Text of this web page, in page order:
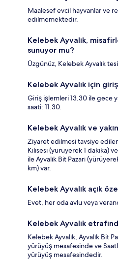
Maalesef evcil hayvanlar ve
edilmemektedir.
Kelebek Ayvalık,
sunuyor mu?
Üzgünüz, Kelebek Ayvalık
Kelebek Ayvalık için
Giriş işlemleri 13.30 ile gece
saati: 11.30.
Kelebek Ayvalık ve
Ziyaret edilmesi tavsiye
Kilisesi (yürüyerek 1 dakika)
ile Ayvalık Bit Pazarı
km) var.
Kelebek Ayvalık açık
Evet, her oda avlu veya
Kelebek Ayvalık
Kelebek Ayvalık, Ayvalık Bit
yürüyüş mesafesinde ve
yürüyüş mesafesindedir.